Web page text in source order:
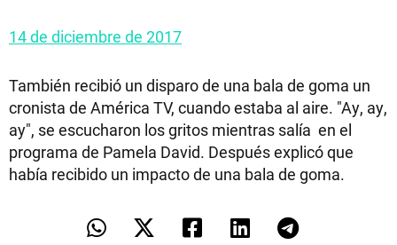
14 de diciembre de 2017
También recibió un disparo de una bala de goma un
cronista de América TV, cuando estaba al aire. "Ay, ay,
ay", se escucharon los gritos mientras salía en el
programa de Pamela David. Después explicó que
había recibido un impacto de una bala de goma.